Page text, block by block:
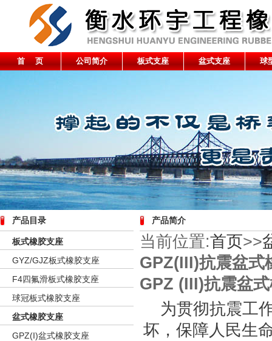
首 页 公司简介 板式支座 盆式支座 球
产品简介
当前位置:首页>>
GPZ(III)抗震盆式
GPZ (III)抗震盆
为贯彻抗震工
坏，保障人民生
产品目录
板式橡胶支座
GYZ/GJZ板式橡胶支座
F4四氟滑板式橡胶支座
球冠板式橡胶支座
盆式橡胶支座
GPZ(I)盆式橡胶支座